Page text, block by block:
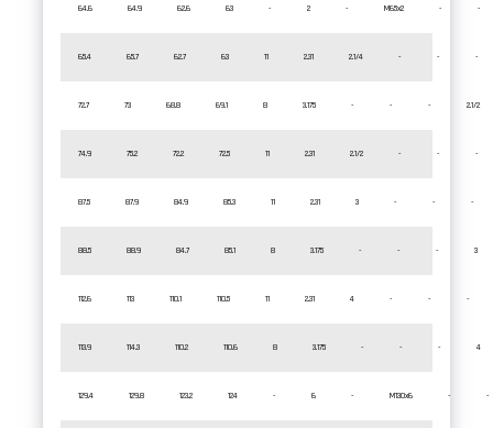
64.6 64.9 62.6 63 - 2 - M65x2 - -
65.4 65.7 62.7 63 11 2.31 2.1/4 - - -
72.7 73 68.8 69.1 8 3.175 - - - 2.1/2
74.9 75.2 72.2 72.5 11 2.31 2.1/2 - - -
87.5 87.9 84.9 85.3 11 2.31 3 - - -
88.5 88.9 84.7 85.1 8 3.175 - - - 3
112.6 113 110.1 110.5 11 2.31 4 - - -
113.9 114.3 110.2 110.6 8 3.175 - - - 4
129.4 129.8 123.2 124 - 6 - M130x6 - -